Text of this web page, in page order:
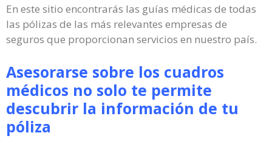
En este sitio encontrarás las guías médicas de todas
las pólizas de las más relevantes empresas de
seguros que proporcionan servicios en nuestro país.
Asesorarse sobre los cuadros
médicos no solo te permite
descubrir la información de tu
póliza